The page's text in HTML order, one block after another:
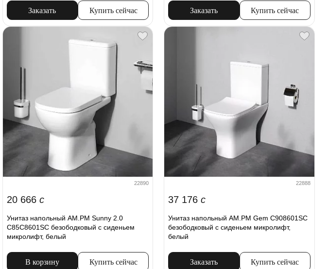
Заказать Купить сейчас Заказать Купить сейчас
22890
20 666 c
Унитаз напольный AM.PM Sunny 2.0
C85C8601SC безободковый с сиденьем
микролифт, белый
В корзину Купить сейчас
22888
37 176c
Унитаз напольный AM.PM Gem C908601SC
безободковый с сиденьем микролифт,
белый
Заказать Купить сейчас